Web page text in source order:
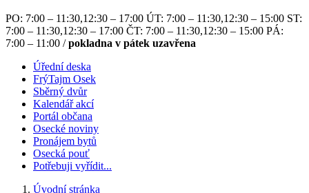
PO: 7:00 – 11:30,12:30 – 17:00 ÚT: 7:00 – 11:30,12:30 – 15:00 ST:
7:00 – 11:30,12:30 – 17:00 ČT: 7:00 – 11:30,12:30 – 15:00 PÁ:
7:00 – 11:00 /pokladna v pátek uzavřena
Úřední deska
FrýTajm Osek
Sběrný dvůr
Kalendář akcí
Portál občana
Osecké noviny
Pronájem bytů
Osecká pouť
Potřebuji vyřídit...
Úvodní stránka